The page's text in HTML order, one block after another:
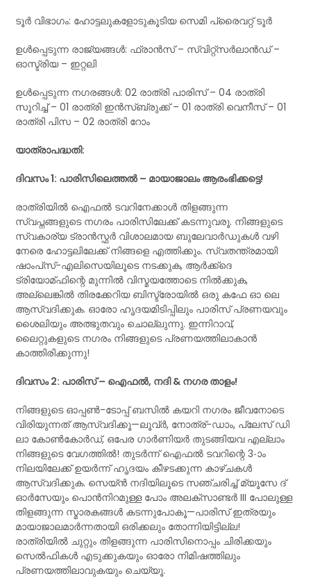
ടൂർ വിഭാഗം: ഹോട്ടലുകളോടുകൂടിയ സെമി പ്രൈവറ്റ് ടൂർ
ഉൾപ്പെടുന്ന രാജ്യങ്ങൾ: ഫ്രാൻസ് – സ്വിറ്റ്സർലാൻഡ് –
ഓസ്ട്രിയ – ഇറ്റലി
ഉൾപ്പെടുന്ന നഗരങ്ങൾ: 02 രാത്രി പാരിസ് – 04 രാത്രി
സൂറിച്ച് – 01 രാത്രി ഇൻസ്‌ബ്രുക്ക് – 01 രാത്രി വെനീസ് – 01
രാത്രി പിസ – 02 രാത്രി റോം
യാത്രാപദ്ധതി:
ദിവസം 1: പാരിസിലെത്തൽ – മായാജാലം ആരംഭിക്കട്ടെ!
രാത്രിയിൽ ഐഫൽ ടവറിനേക്കാൾ തിളങ്ങുന്ന
സ്വപ്നങ്ങളുടെ നഗരം പാരിസിലേക്ക് കടന്നുവരൂ. നിങ്ങളുടെ
സ്വകാര്യ ട്രാൻസ്ഫർ വിശാലമായ ബുലേവാർഡുകൾ വഴി
നേരെ ഹോട്ടലിലേക്ക് നിങ്ങളെ എത്തിക്കും. സ്വതന്ത്രമായി
ഷാംപ്‌സ്-എലിസെയിലൂടെ നടക്കുക, ആർക്ക്ദെ
ട്രിയോമ്ഫിന്റെ മുന്നിൽ വിസ്മയത്തോടെ നിൽക്കുക,
അല്ലെങ്കിൽ തിരക്കേറിയ ബിസ്ട്രോയിൽ ഒരു കഫേ ഓ ലെ
ആസ്വദിക്കുക. ഓരോ ഹൃദയമിടിപ്പിലും പാരിസ് പ്രണയവും
ശൈലിയും അത്ഭുതവും ചൊല്ലുന്നു. ഇന്നിറാവ്,
ലൈറ്റുകളുടെ നഗരം നിങ്ങളുടെ പ്രണയത്തിലാകാൻ
കാത്തിരിക്കുന്നു!
ദിവസം 2: പാരിസ് – ഐഫൽ, നദി & നഗര താളം!
നിങ്ങളുടെ ഓപ്പൺ-ടോപ്പ് ബസിൽ കയറി നഗരം ജീവനോടെ
വിരിയുന്നത് ആസ്വദിക്കൂ—ലൂവ്‌ർ, നോത്ര്-ഡാം, പ്ലേസ് ഡി
ലാ കോൺകോർഡ്, ഒപേര ഗാർണിയർ തുടങ്ങിയവ എല്ലാം
നിങ്ങളുടെ വേഗത്തിൽ! തുടർന്ന് ഐഫൽ ടവറിന്റെ 3-ാം
നിലയിലേക്ക് ഉയർന്ന് ഹൃദയം കീഴടക്കുന്ന കാഴ്ചകൾ
ആസ്വദിക്കുക. സെയ്ൻ നദിയിലൂടെ സഞ്ചരിച്ച് മ്യൂസേ ദ്
ഓർസേയും പൊൻനിറമുള്ള പോം അലക്സാണ്ടർ III പോലുള്ള
തിളങ്ങുന്ന സ്മാരകങ്ങൾ കടന്നുപോകൂ—പാരിസ് ഇത്രയും
മായാജാലമാർന്നതായി ഒരിക്കലും തോന്നിയിട്ടില്ല!
രാത്രിയിൽ ചുറ്റും തിളങ്ങുന്ന പാരിസിനൊപ്പം ചിരിക്കയും
സെൽഫികൾ എടുക്കുകയും ഓരോ നിമിഷത്തിലും
പ്രണയത്തിലാവുകയും ചെയ്യൂ.